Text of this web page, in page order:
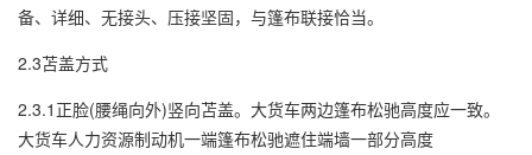
备、详细、无接头、压接坚固，与篷布联接恰当。
2.3苫盖方式
2.3.1正脸(腰绳向外)竖向苫盖。大货车两边篷布松驰高度应一致。
大货车人力资源制动机一端篷布松驰遮住端墙一部分高度